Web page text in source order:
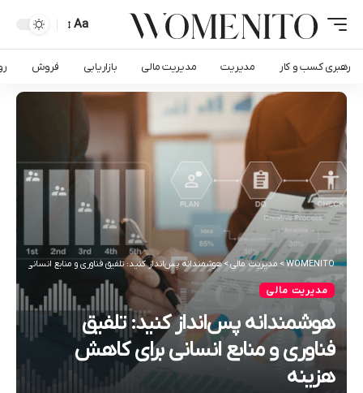
Aa
رهبری کسب و کار مدیریت مدیریت مالی بازاریابی فروش
WOMENITO
> مدیریت مالی >هوشمندانه پس‌انداز کنید: تلفیق فناوری و منابع انسانی
مدیریت مالی
هوشمندانه پس‌انداز کنید: تلفیق
فناوری و منابع انسانی برای کاهش
هزینه